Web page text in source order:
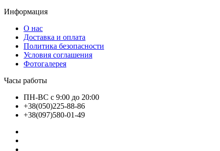
Информация
О нас
Доставка и оплата
Политика безопасности
Условия соглашения
Фотогалерея
Часы работы
ПН-ВС с 9:00 до 20:00
+38(050)225-88-86
+38(097)580-01-49